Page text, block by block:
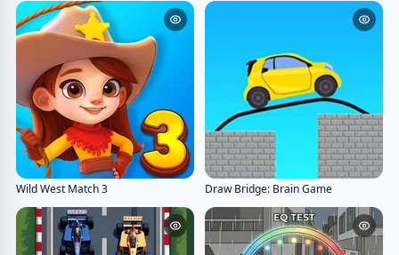
Wild West Match 3 Draw Bridge: Brain Game